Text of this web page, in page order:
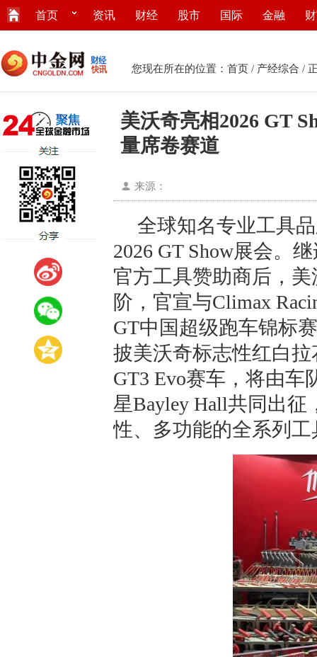
首页 资讯 财经 股市 国际 金融
您现在所在的位置： 首页 / 产经综合 /
美沃奇亮相2026 GT
量席卷赛道
来源：
全球知名专业工具
2026 GT Show展会。
官方工具赞助商后，
阶，官宣与Climax
GT中国超级跑车锦标
披美沃奇标志性红白
GT3 Evo赛车，将由
星Bayley Hall共同出
性、多功能的全系列